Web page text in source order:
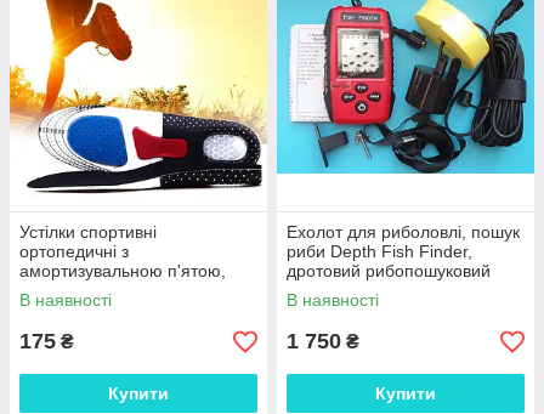
Устілки спортивні
ортопедичні з
амортизувальною п'ятою,
розмір L (250 мм-280 мм)
В наявності
175 ₴
Купити
Ехолот для риболовлі, пошук
риби Depth Fish Finder,
дротовий рибопошуковий
В наявності
1 750 ₴
Купити